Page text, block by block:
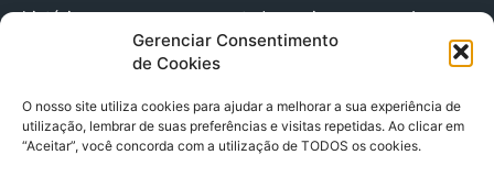
Gerenciar Consentimento
de Cookies
O nosso site utiliza cookies para ajudar a melhorar a sua experiência de
utilização, lembrar de suas preferências e visitas repetidas. Ao clicar em
“Aceitar”, você concorda com a utilização de TODOS os cookies.
história que merece ser contada, envie-nos agora!
(91) 98224 - 3111